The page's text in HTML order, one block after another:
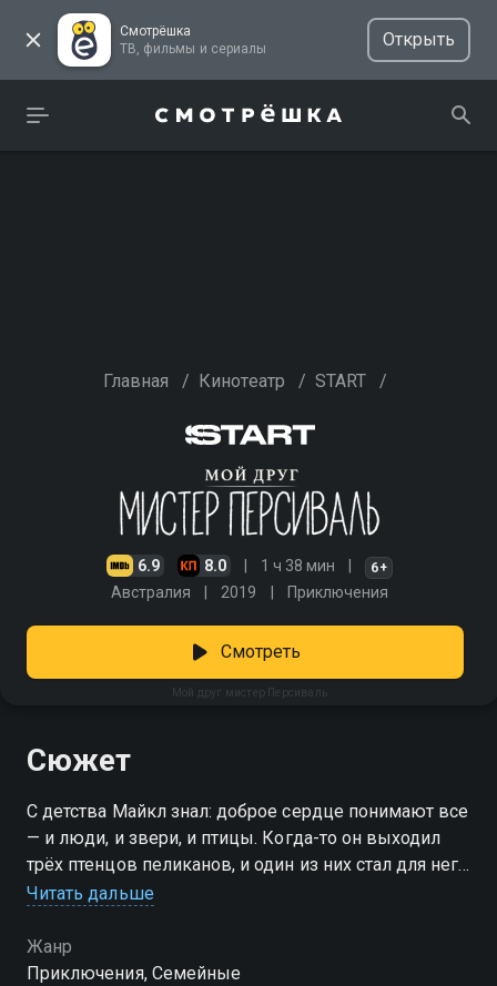
Смотрёшка
ТВ, фильмы и сериалы
Открыть
Главная / Кинотеатр / START /
6.9 8.0 1 ч 38 мин 6+
Австралия 2019 Приключения
Мой друг мистер Персиваль
Смотреть
Сюжет
С детства Майкл знал: доброе сердце понимают все
— и люди, и звери, и птицы. Когда-то он выходил
трёх птенцов пеликанов, и один из них стал для него
настоящим другом. Но с годами идиллию разрушили
миру. Теперь Майкл снова стоит перед непростым
выбором: семейный бизнес зятя приносит прибыль,
Читать дальше
Жанр
Приключения, Семейные